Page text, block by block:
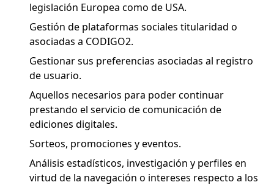
legislación Europea como de USA.
Gestión de plataformas sociales titularidad o
asociadas a CODIGO2.
Gestionar sus preferencias asociadas al registro
de usuario.
Aquellos necesarios para poder continuar
prestando el servicio de comunicación de
ediciones digitales.
Sorteos, promociones y eventos.
Análisis estadísticos, investigación y perfiles en
virtud de la navegación o intereses respecto a los